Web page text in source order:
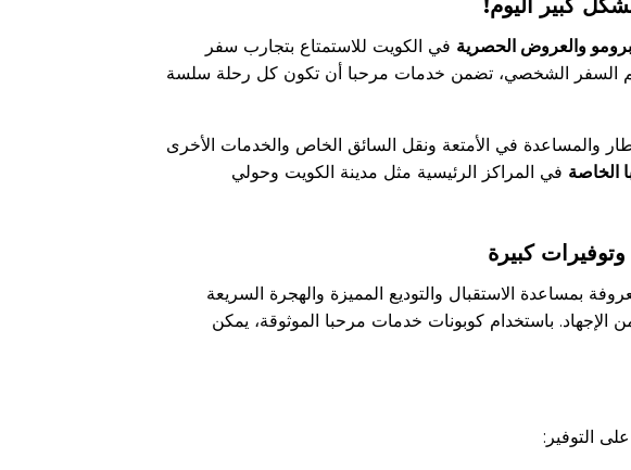
كبير اليوم!
والعروض الحصرية في الكويت للاستمتاع بتجارب سفر
السفر الشخصي، تضمن خدمات مرحبا أن تكون كل رحلة سلسة
والمساعدة في الأمتعة ونقل السائق الخاص والخدمات الأخرى
في المراكز الرئيسية مثل مدينة الكويت وحولي
كبيرة
بمساعدة الاستقبال والتوديع المميزة والهجرة السريعة
باستخدام كوبونات خدمات مرحبا الموثوقة، يمكن
التوفير: